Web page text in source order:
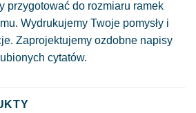
przygotować do rozmiaru ramek
Wydrukujemy Twoje pomysły i
Zaprojektujemy ozdobne napisy
cytatów.